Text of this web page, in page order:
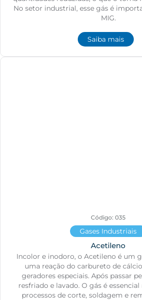
No setor industrial, esse gás é
MIG.
Saiba mais
Código: 035
Gases Industriais
Acetileno
Incolor e inodoro, o Acetileno é um
uma reação do carbureto de
geradores especiais. Após passar
resfriado e lavado. O gás é
processos de corte, soldagem e